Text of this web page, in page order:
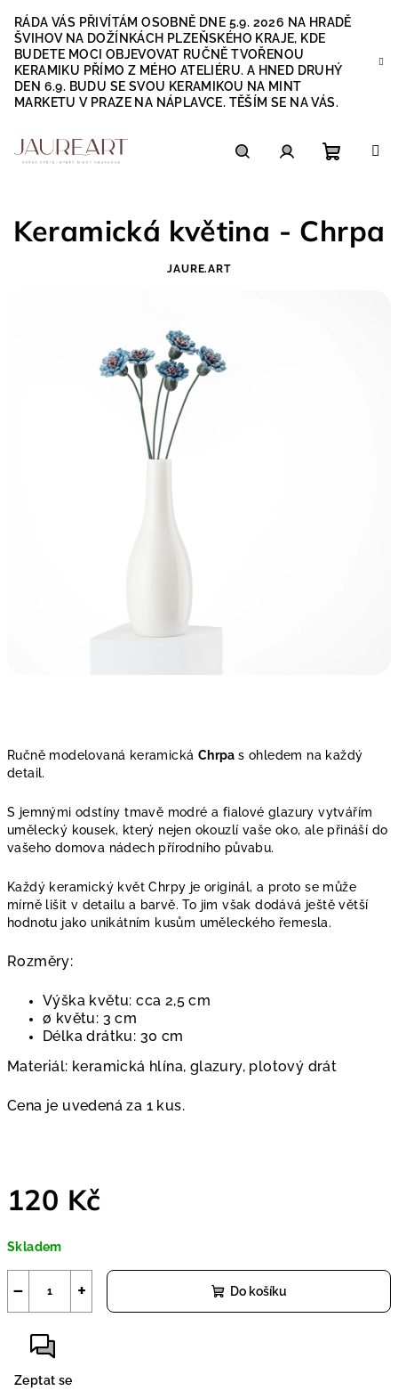
obsah
RÁDA VÁS PŘIVÍTÁM OSOBNĚ DNE 5.9. 2026 NA HRADĚ
ŠVIHOV NA DOŽÍNKÁCH PLZEŇSKÉHO KRAJE, KDE
BUDETE MOCI OBJEVOVAT RUČNĚ TVOŘENOU
KERAMIKU PŘÍMO Z MÉHO ATELIÉRU. A HNED DRUHÝ
DEN 6.9. BUDU SE SVOU KERAMIKOU NA MINT
MARKETU V PRAZE NA NÁPLAVCE. TĚŠÍM SE NA VÁS.
košík
Ručně modelovaná keramická Chrpas ohledem na každý
detail.
S jemnými odstíny tmavě modré a fialové glazury vytvářím
umělecký kousek, který nejen okouzlí vaše oko, ale přináší do
vašeho domova nádech přírodního půvabu.
Každý keramický květ Chrpy je originál, a proto se může
mírně lišit v detailu a barvě. To jim však dodává ještě větší
hodnotu jako unikátním kusům uměleckého řemesla.
Rozměry:
Výška květu: cca 2,5 cm
∅ květu: 3 cm
Délka drátku: 30 cm
Materiál: keramická hlína, glazury, plotový drát
Cena je uvedená za 1 kus.
120 Kč
cena:
Skladem
+
− Do košíku
Zeptat se
Keramická květina - Chrpa
JAURE.ART